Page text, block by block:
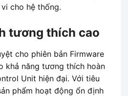
cho hệ thống.
tương thích cao
cho phiên bản Firmware
khả năng tương thích hoàn
Unit hiện đại. Với tiêu
phẩm hoạt động ổn định